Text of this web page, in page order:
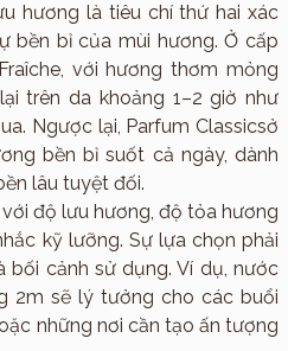
hương là tiêu chí thứ hai xác
bền bỉ của mùi hương. Ở cấp
với hương thơm mỏng
trên da khoảng 1–2 giờ như
Ngược lại, Parfum Classicsở
bền bỉ suốt cả ngày, dành
lâu tuyệt đối.
độ lưu hương, độ tỏa hương
kỹ lưỡng. Sự lựa chọn phải
bối cảnh sử dụng. Ví dụ, nước
2m sẽ lý tưởng cho các buổi
những nơi cần tạo ấn tượng